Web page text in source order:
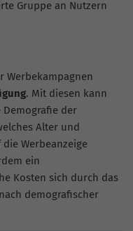
Gruppe an Nutzern
Werbekampagnen
. Mit diesen kann
der
Alter und
Werbeanzeige
ein
Kosten sich durch das
demografischer